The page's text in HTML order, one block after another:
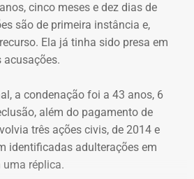
e Tecnologia
cinco meses e dez dias de
são de primeira instância e,
Ela já tinha sido presa em
acusações.
a condenação foi a 43 anos, 6
além do pagamento de
três ações civis, de 2014 e
identificadas adulterações em
uma réplica.